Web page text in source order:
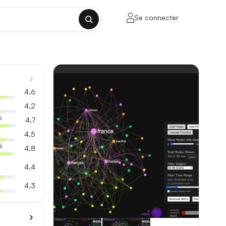
✕
sur la longueur de contexte, la
sans découpage manuel.
milliers de mots.
Se connecter
4,6
4,2
4,7
4,5
4,8
4,4
4,3